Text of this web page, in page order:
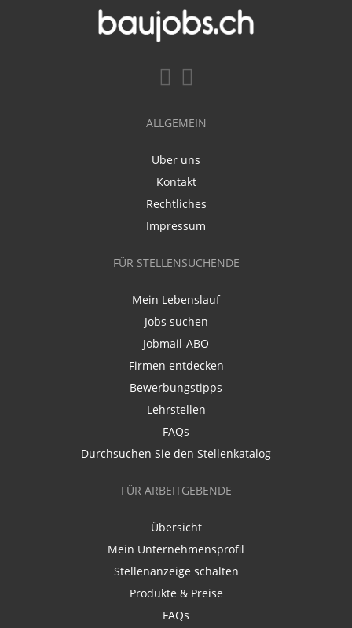
ALLGEMEIN
Über uns
Kontakt
Rechtliches
Impressum
FÜR STELLENSUCHENDE
Mein Lebenslauf
Jobs suchen
Jobmail-ABO
Firmen entdecken
Bewerbungstipps
Lehrstellen
FAQs
Durchsuchen Sie den Stellenkatalog
FÜR ARBEITGEBENDE
Übersicht
Mein Unternehmensprofil
Stellenanzeige schalten
Produkte & Preise
FAQs